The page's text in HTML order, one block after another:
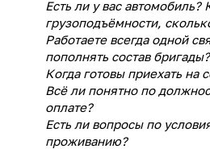
Есть ли у вас автомобиль?
грузоподъёмности,
Работаете всегда одной
пополнять состав бригады?
Когда готовы приехать на
Всё ли понятно по
оплате?
Есть ли вопросы по
проживанию?